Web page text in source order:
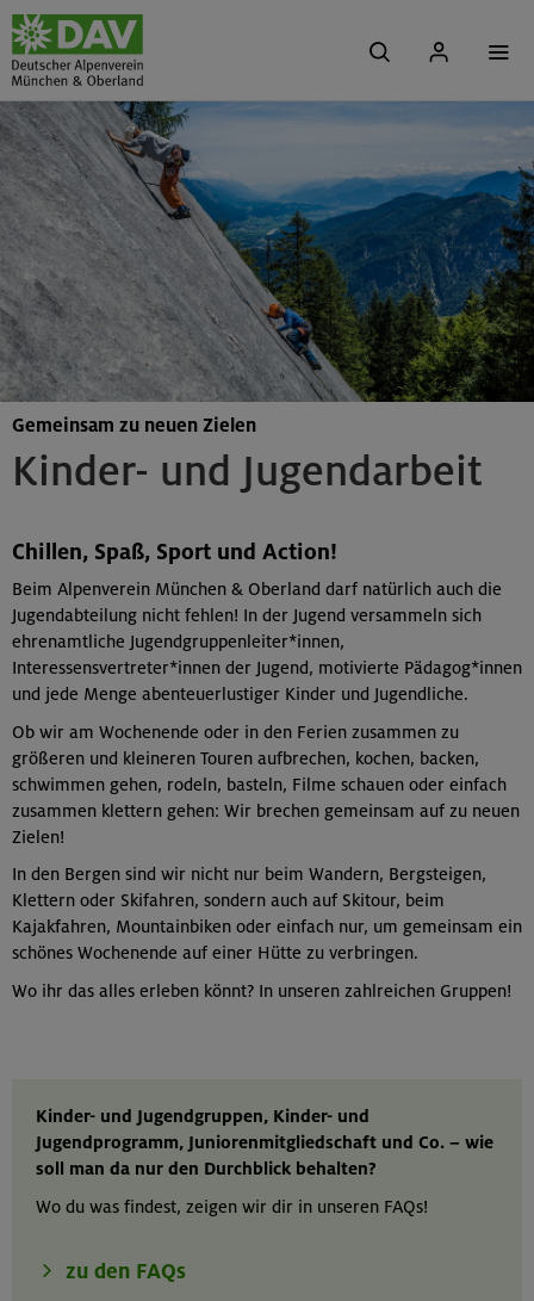
Kinder- und Jugendarbeit
Gemeinsam zu neuen Zielen
Chillen, Spaß, Sport und Action!
Beim Alpenverein München & Oberland darf natürlich auch die
Jugendabteilung nicht fehlen! In der Jugend versammeln sich
ehrenamtliche Jugendgruppenleiter*innen,
Interessensvertreter*innen der Jugend, motivierte Pädagog*innen
und jede Menge abenteuerlustiger Kinder und Jugendliche.
Ob wir am Wochenende oder in den Ferien zusammen zu
größeren und kleineren Touren aufbrechen, kochen, backen,
schwimmen gehen, rodeln, basteln, Filme schauen oder einfach
zusammen klettern gehen: Wir brechen gemeinsam auf zu neuen
Zielen!
In den Bergen sind wir nicht nur beim Wandern, Bergsteigen,
Klettern oder Skifahren, sondern auch auf Skitour, beim
Kajakfahren, Mountainbiken oder einfach nur, um gemeinsam ein
schönes Wochenende auf einer Hütte zu verbringen.
Wo ihr das alles erleben könnt? In unseren zahlreichen Gruppen!
Kinder- und Jugendgruppen, Kinder- und
Jugendprogramm, Juniorenmitgliedschaft und Co. – wie
soll man da nur den Durchblick behalten?
Wo du was findest, zeigen wir dir in unseren FAQs!
zu den FAQs